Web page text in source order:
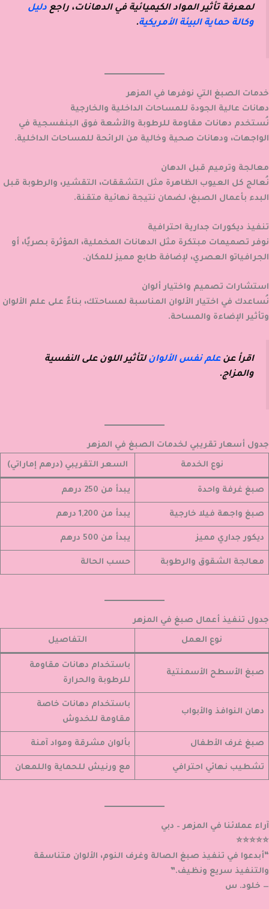
لمعرفة تأثير المواد الكيميائية في الدهانات، راجع دليل
وكالة حماية البيئة الأمريكية.
خدمات الصبغ التي نوفرها في المزهر
دهانات عالية الجودة للمساحات الداخلية والخارجية
نُستخدم دهانات مقاومة للرطوبة والأشعة فوق البنفسجية في
الواجهات، ودهانات صحية وخالية من الرائحة للمساحات الداخلية.
معالجة وترميم قبل الدهان
نُعالج كل العيوب الظاهرة مثل التشققات، التقشير، والرطوبة قبل
البدء بأعمال الصبغ، لضمان نتيجة نهائية متقنة.
تنفيذ ديكورات جدارية احترافية
نوفر تصميمات مبتكرة مثل الدهانات المخملية، المؤثرة بصريًا، أو
الجرافياتو العصري، لإضافة طابع مميز للمكان.
استشارات تصميم واختيار ألوان
نُساعدك في اختيار الألوان المناسبة لمساحتك، بناءً على علم الألوان
وتأثير الإضاءة والمساحة.
اقرأ عنعلم نفس الألوانلتأثير اللون على النفسية
والمزاج.
جدول أسعار تقريبي لخدمات الصبغ في المزهر
نوع الخدمة السعر التقريبي (درهم إماراتي)
صبغ غرفة واحدة يبدأ من 250 درهم
صبغ واجهة فيلا خارجية يبدأ من 1,200 درهم
ديكور جداري مميز يبدأ من 500 درهم
معالجة الشقوق والرطوبة حسب الحالة
جدول تنفيذ أعمال صبغ في المزهر
نوع العمل التفاصيل
صبغ الأسطح الأسمنتية
باستخدام دهانات مقاومة
للرطوبة والحرارة
دهان النوافذ والأبواب
باستخدام دهانات خاصة
مقاومة للخدوش
صبغ غرف الأطفال بألوان مشرقة ومواد آمنة
تشطيب نهائي احترافي مع ورنيش للحماية واللمعان
آراء عملائنا في المزهر – دبي
⭐⭐⭐⭐⭐
“أبدعوا في تنفيذ صبغ الصالة وغرف النوم، الألوان متناسقة
والتنفيذ سريع ونظيف.”
— خلود. س